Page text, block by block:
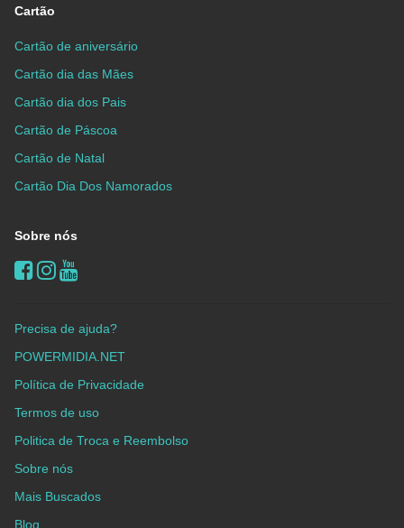
Cartão
Cartão de aniversário
Cartão dia das Mães
Cartão dia dos Pais
Cartão de Páscoa
Cartão de Natal
Cartão Dia Dos Namorados
Sobre nós
Precisa de ajuda?
POWERMIDIA.NET
Política de Privacidade
Termos de uso
Politica de Troca e Reembolso
Sobre nós
Mais Buscados
Blog